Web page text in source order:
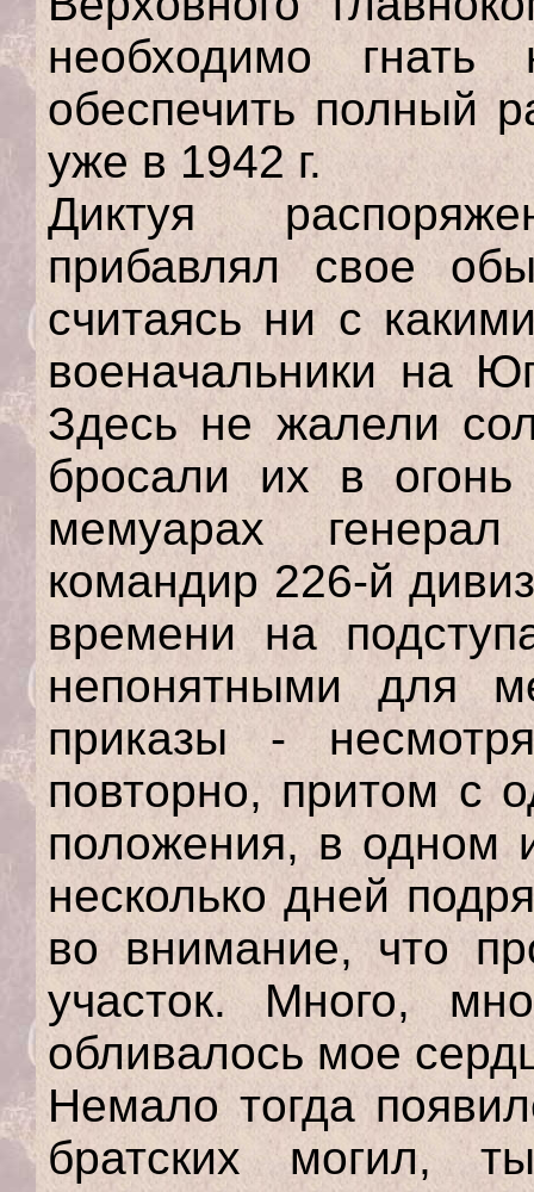
необходимо
обеспечить полный
уже в 1942 г.
Диктуя
прибавлял свое
считаясь ни с
военачальники на
Здесь не жалели
бросали их в
мемуарах
командир 226-й
времени на
непонятными для
приказы -
повторно, притом с
положения, в одном
несколько дней
во внимание, что
участок. Много,
обливалось мое
Немало тогда
братских могил,